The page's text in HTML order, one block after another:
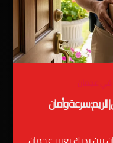
في عجمان
سرعة وأمان